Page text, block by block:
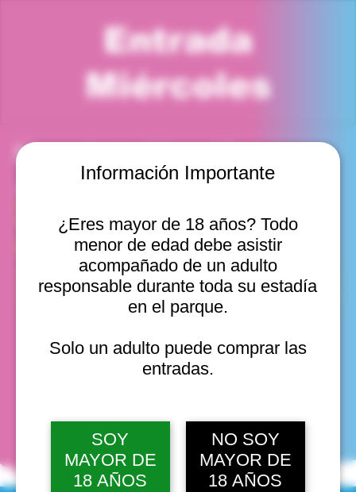
Información Importante
¿Eres mayor de 18 años? Todo
menor de edad debe asistir
acompañado de un adulto
responsable durante toda su estadía
en el parque.
Solo un adulto puede comprar las
entradas.
SOY
MAYOR DE
18 AÑOS
NO SOY
MAYOR DE
18 AÑOS
Entrada
Miércoles
Horario y ubicación
Valparaíso, Chile
Otras fechas
mié, 12 ago, 10:00 a. m.
mié, 12 ago, 11:00 a. m.
mié, 12 ago, 12:00 p. m.
Ver 20
fechas